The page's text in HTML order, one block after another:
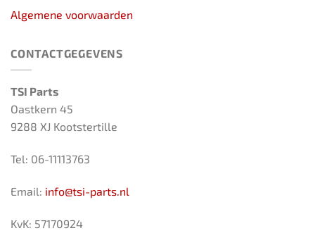
Algemene voorwaarden
CONTACTGEGEVENS
TSI Parts
Oastkern 45
9288 XJ Kootstertille
Tel: 06-11113763
Email: info@tsi-parts.nl
KvK: 57170924